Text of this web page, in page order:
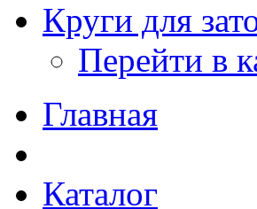
Круги для
Перейти в
Главная
Каталог